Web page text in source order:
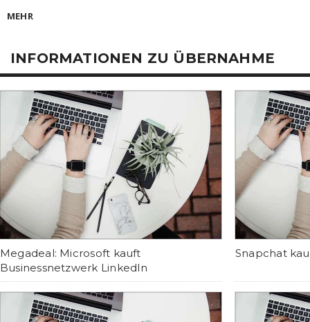
MEHR
INFORMATIONEN ZU ÜBERNAHME
Megadeal: Microsoft kauft
Businessnetzwerk LinkedIn
Snapchat